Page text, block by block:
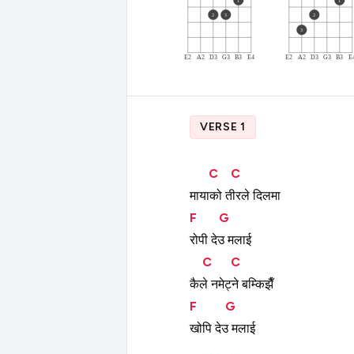
E2 A2 D3 G3 B3 E4
2 3
E2 A2 D3 G3 B3
3
2
VERSE 1
C
C
मायाको तीरले दिलमा
F
G
रोपी देउ मलाई
C
C
कैले नमेट्ने बम्किझैँ
F
G
खोपि देउ मलाई